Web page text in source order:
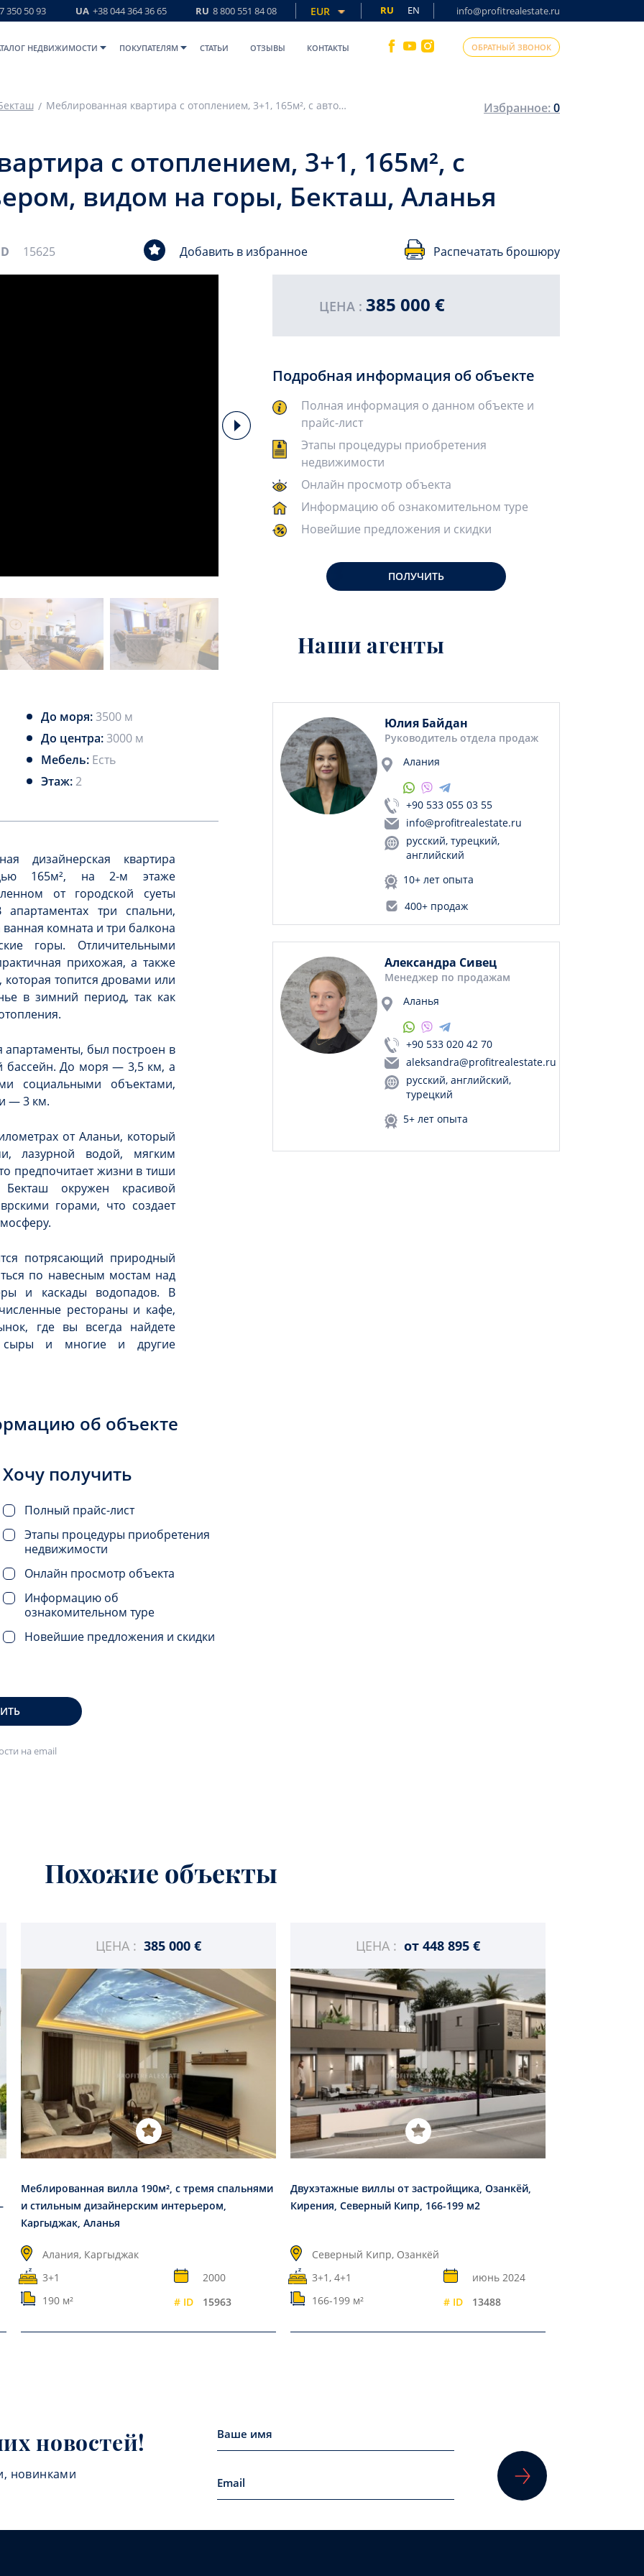
350 50 93 UA +38 044 364 36 65 RU 8 800 551 84 08 EUR RU EN info@profitrealestate.ru
НЕДВИЖИМОСТИ ПОКУПАТЕЛЯМ СТАТЬИ ОТЗЫВЫ КОНТАКТЫ ОБРАТНЫЙ ЗВОНОК
Меблированная квартира с отоплением, 3+1, 165м², с авторским интерьером, видом на горы, Бекташ, Аланья Избранное:0
с отоплением, 3+1, 165м², с
видом на горы, Бекташ, Аланья
15625 Добавить в избранное Распечатать брошюру
До моря:3500 м
До центра:3000 м
Мебель: Есть
Этаж:2
дизайнерская квартира
165м², на 2-м этаже
от городской суеты
три спальни,
комната и три балкона
горы. Отличительными
прихожая, а также
топится дровами или
в зимний период, так как
был построен в
бассейн. До моря — 3,5 км, а
социальными объектами,
— 3 км.
от Аланьи, который
лазурной водой, мягким
предпочитает жизни в тиши
окружен красивой
горами, что создает
потрясающий природный
по навесным мостам над
и каскады водопадов. В
рестораны и кафе,
где вы всегда найдете
и многие и другие
об объекте
Хочу получить
Полный прайс-лист
Этапы процедуры приобретения
недвижимости
Онлайн просмотр объекта
Информацию об
ознакомительном туре
Новейшие предложения и скидки
на email
ЦЕНА : 385 000 €
Подробная информация об объекте
Полная информация о данном объекте и
прайс-лист
Этапы процедуры приобретения
недвижимости
Онлайн просмотр объекта
Информацию об ознакомительном туре
Новейшие предложения и скидки
ПОЛУЧИТЬ
Наши агенты
Юлия Байдан
Руководитель отдела продаж
Алания
+90 533 055 03 55
info@profitrealestate.ru
русский, турецкий,
английский
10+ лет опыта
400+ продаж
Александра Сивец
Менеджер по продажам
Аланья
+90 533 020 42 70
aleksandra@profitrealestate.ru
русский, английский,
турецкий
5+ лет опыта
Похожие объекты
ЦЕНА : 385 000 €
Меблированная вилла 190м², с тремя спальнями
и стильным дизайнерским интерьером,
Каргыджак, Аланья
Алания, Каргыджак
3+1
2000
190 м²
# ID 15963
ЦЕНА : от 448 895 €
Двухэтажные виллы от застройщика, Озанкёй,
Кирения, Северный Кипр, 166-199 м2
Северный Кипр, Озанкёй
3+1, 4+1
июнь 2024
166-199 м²
# ID 13488
новостей!
новинками